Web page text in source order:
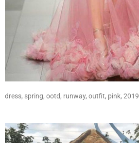
dress, spring, ootd, runway, outfit, pink, 2019